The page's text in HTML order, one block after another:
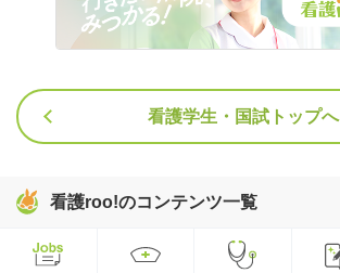
看護学生・国試トップへ
看護roo!のコンテンツ一覧